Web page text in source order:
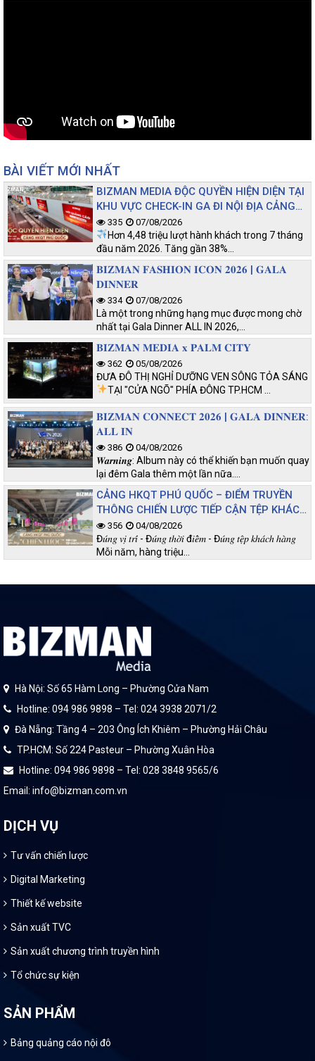
BÀI VIẾT MỚI NHẤT
BIZMAN MEDIA ĐỘC QUYỀN HIỆN DIỆN TẠI
KHU VỰC CHECK-IN GA ĐI NỘI ĐỊA CẢNG
HKQT PHÚ QUỐC
335 07/08/2026
Hơn 4,48 triệu lượt hành khách trong 7 tháng
đầu năm 2026. Tăng gần 38%…
𝐁𝐈𝐙𝐌𝐀𝐍 𝐅𝐀𝐒𝐇𝐈𝐎𝐍 𝐈𝐂𝐎𝐍 𝟐𝟎𝟐𝟔 | 𝐆𝐀𝐋𝐀
𝐃𝐈𝐍𝐍𝐄𝐑
334 07/08/2026
Là một trong những hạng mục được mong chờ
nhất tại Gala Dinner ALL IN 2026,…
𝐁𝐈𝐙𝐌𝐀𝐍 𝐌𝐄𝐃𝐈𝐀 𝐱 𝐏𝐀𝐋𝐌 𝐂𝐈𝐓𝐘
362 05/08/2026
ĐƯA ĐÔ THỊ NGHỈ DƯỠNG VEN SÔNG TỎA SÁNG
TẠI "CỬA NGÕ" PHÍA ĐÔNG TP.HCM
𝐁𝐈𝐙𝐌𝐀𝐍 𝐂𝐎𝐍𝐍𝐄𝐂𝐓 𝟐𝟎𝟐𝟔 | 𝐆𝐀𝐋𝐀 𝐃𝐈𝐍𝐍𝐄𝐑:
𝐀𝐋𝐋 𝐈𝐍
386 04/08/2026
𝑾𝒂𝒓𝒏𝒊𝒏𝒈: Album này có thể khiến bạn muốn quay
lại đêm Gala thêm một lần nữa.…
CẢNG HKQT PHÚ QUỐC – ĐIỂM TRUYỀN
THÔNG CHIẾN LƯỢC TIẾP CẬN TỆP KHÁCH
CHẤT LƯỢNG
356 04/08/2026
Đ𝑢́𝑛𝑔 𝑣𝑖̣ 𝑡𝑟𝑖́ - Đ𝑢́𝑛𝑔 𝑡ℎ𝑜̛̀𝑖 đ𝑖𝑒̂̉𝑚 - Đ𝑢́𝑛𝑔 𝑡𝑒̣̂𝑝 𝑘ℎ𝑎́𝑐ℎ ℎ𝑎̀𝑛𝑔
Mỗi năm, hàng triệu…
Hà Nội: Số 65 Hàm Long – Phường Cửa Nam
Hotline: 094 986 9898 – Tel: 024 3938 2071/2
Đà Nẵng: Tầng 4 – 203 Ông Ích Khiêm – Phường Hải Châu
TP.HCM: Số 224 Pasteur – Phường Xuân Hòa
Hotline: 094 986 9898 – Tel: 028 3848 9565/6
Email: info@bizman.com.vn
DỊCH VỤ
Tư vấn chiến lược
Digital Marketing
Thiết kế website
Sản xuất TVC
Sản xuất chương trình truyền hình
Tổ chức sự kiện
SẢN PHẨM
Bảng quảng cáo nội đô